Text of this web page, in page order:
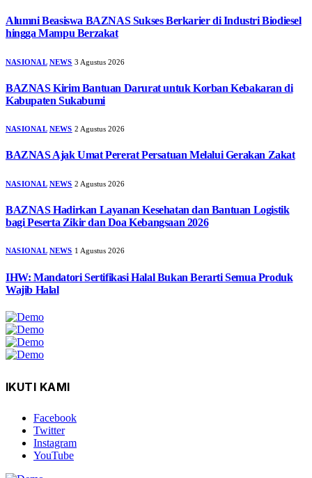
Alumni Beasiswa BAZNAS Sukses Berkarier di Industri Biodiesel
hingga Mampu Berzakat
NASIONAL NEWS 3 Agustus 2026
BAZNAS Kirim Bantuan Darurat untuk Korban Kebakaran di
Kabupaten Sukabumi
NASIONAL NEWS 2 Agustus 2026
BAZNAS Ajak Umat Pererat Persatuan Melalui Gerakan Zakat
NASIONAL NEWS 2 Agustus 2026
BAZNAS Hadirkan Layanan Kesehatan dan Bantuan Logistik
bagi Peserta Zikir dan Doa Kebangsaan 2026
NASIONAL NEWS 1 Agustus 2026
IHW: Mandatori Sertifikasi Halal Bukan Berarti Semua Produk
Wajib Halal
IKUTI KAMI
Facebook
Twitter
Instagram
YouTube